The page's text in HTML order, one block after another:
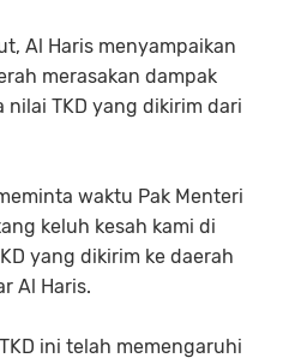
Al Haris menyampaikan
merasakan dampak
TKD yang dikirim dari
waktu Pak Menteri
keluh kesah kami di
yang dikirim ke daerah
Al Haris.
ini telah memengaruhi